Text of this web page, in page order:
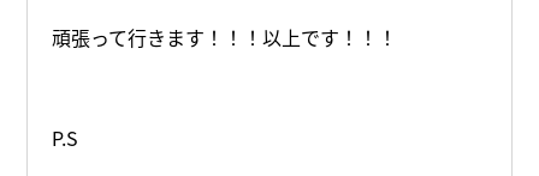
頑張って行きます！！！以上です！！！
P.S